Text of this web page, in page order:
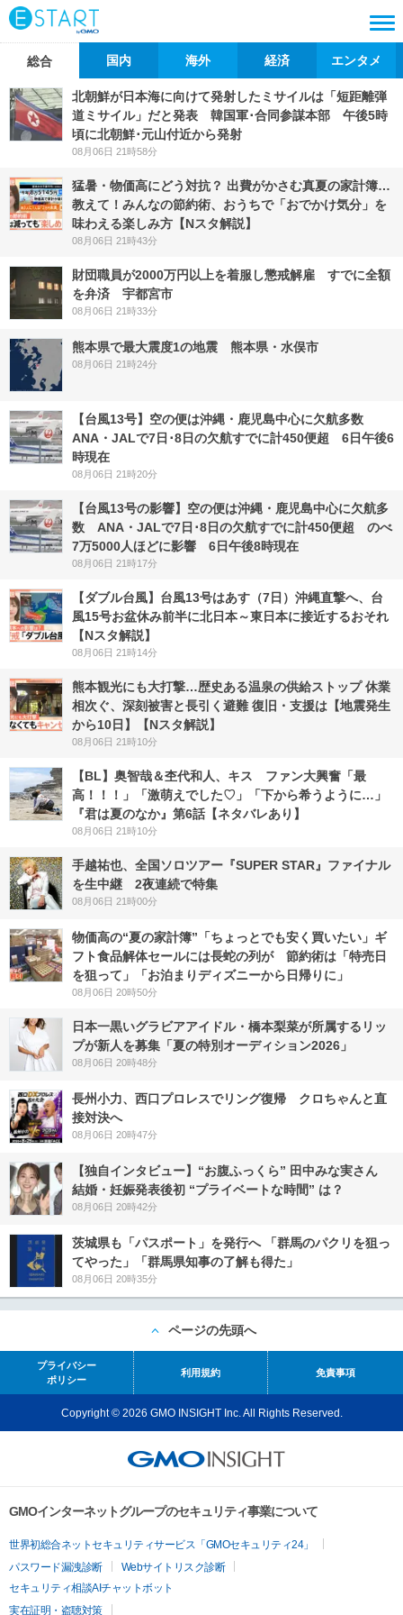
総合 国内 海外 経済 エンタメ
北朝鮮が日本海に向けて発射したミサイルは「短距離弾
道ミサイル」だと発表 韓国軍･合同参謀本部 午後5時
頃に北朝鮮･元山付近から発射
08月06日 21時58分
猛暑・物価高にどう対抗？ 出費がかさむ真夏の家計簿…
教えて！みんなの節約術、おうちで「おでかけ気分」を
味わえる楽しみ方【Nスタ解説】
08月06日 21時43分
財団職員が2000万円以上を着服し懲戒解雇 すでに全額
を弁済 宇都宮市
08月06日 21時33分
熊本県で最大震度1の地震 熊本県・水俣市
08月06日 21時24分
【台風13号】空の便は沖縄・鹿児島中心に欠航多数
ANA・JALで7日･8日の欠航すでに計450便超 6日午後6
時現在
08月06日 21時20分
【台風13号の影響】空の便は沖縄・鹿児島中心に欠航多
数 ANA・JALで7日･8日の欠航すでに計450便超 のべ
7万5000人ほどに影響 6日午後8時現在
08月06日 21時17分
【ダブル台風】台風13号はあす（7日）沖縄直撃へ、台
風15号お盆休み前半に北日本～東日本に接近するおそれ
【Nスタ解説】
08月06日 21時14分
熊本観光にも大打撃…歴史ある温泉の供給ストップ 休業
相次ぐ、深刻被害と長引く避難 復旧・支援は【地震発生
から10日】【Nスタ解説】
08月06日 21時10分
【BL】奥智哉＆杢代和人、キス ファン大興奮「最
高！！！」「激萌えでした♡」「下から希うように…」
『君は夏のなか』第6話【ネタバレあり】
08月06日 21時10分
手越祐也、全国ソロツアー『SUPER STAR』ファイナル
を生中継 2夜連続で特集
08月06日 21時00分
物価高の“夏の家計簿”「ちょっとでも安く買いたい」ギ
フト食品解体セールには長蛇の列が 節約術は「特売日
を狙って」「お泊まりディズニーから日帰りに」
08月06日 20時50分
日本一黒いグラビアアイドル・橋本梨菜が所属するリッ
プが新人を募集「夏の特別オーディション2026」
08月06日 20時48分
長州小力、西口プロレスでリング復帰 クロちゃんと直
接対決へ
08月06日 20時47分
【独自インタビュー】“お腹ふっくら” 田中みな実さん
結婚・妊娠発表後初 “プライベートな時間” は？
08月06日 20時42分
茨城県も「パスポート」を発行へ 「群馬のパクリを狙っ
てやった」「群馬県知事の了解も得た」
08月06日 20時35分
ページの先頭へ
プライバシー
ポリシー
利用規約 免責事項
Copyright © 2026 GMO INSIGHT Inc. All Rights Reserved.
GMOインターネットグループのセキュリティ事業について
世界初総合ネットセキュリティサービス「GMOセキュリティ24」
パスワード漏洩診断
Webサイトリスク診断
セキュリティ相談AIチャットボット
実在証明・盗聴対策